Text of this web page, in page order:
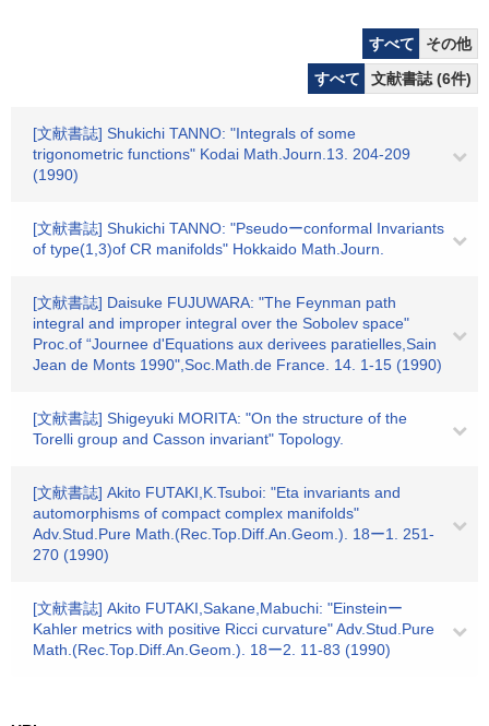
すべて
その他
すべて
文献書誌 (6件)
[文献書誌] Shukichi TANNO: "Integrals of some
trigonometric functions" Kodai Math.Journ.13. 204-209
(1990)
[文献書誌] Shukichi TANNO: "Pseudoーconformal Invariants
of type(1,3)of CR manifolds" Hokkaido Math.Journ.
[文献書誌] Daisuke FUJUWARA: "The Feynman path
integral and improper integral over the Sobolev space"
Proc.of “Journee d'Equations aux derivees paratielles,Sain
Jean de Monts 1990",Soc.Math.de France. 14. 1-15 (1990)
[文献書誌] Shigeyuki MORITA: "On the structure of the
Torelli group and Casson invariant" Topology.
[文献書誌] Akito FUTAKI,K.Tsuboi: "Eta invariants and
automorphisms of compact complex manifolds"
Adv.Stud.Pure Math.(Rec.Top.Diff.An.Geom.). 18ー1. 251-
270 (1990)
[文献書誌] Akito FUTAKI,Sakane,Mabuchi: "Einsteinー
Kahler metrics with positive Ricci curvature" Adv.Stud.Pure
Math.(Rec.Top.Diff.An.Geom.). 18ー2. 11-83 (1990)